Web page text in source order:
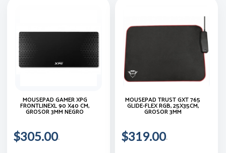
MOUSEPAD GAMER XPG
FRONTLINEXL 90 X40 CM,
GROSOR 3MM NEGRO
$305.00
MOUSEPAD TRUST GXT 765
GLIDE-FLEX RGB, 25X35CM,
GROSOR 3MM
$319.00